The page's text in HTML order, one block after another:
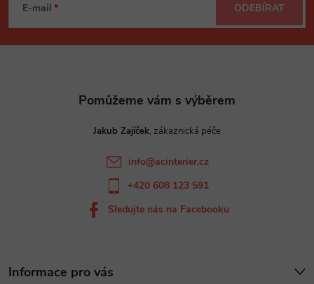
p
E-mail ODEBÍRAT
Informace pro vás
Jakub Zajíček
info@acinterier.cz
+420 608 123 591
Sledujte nás na Facebooku